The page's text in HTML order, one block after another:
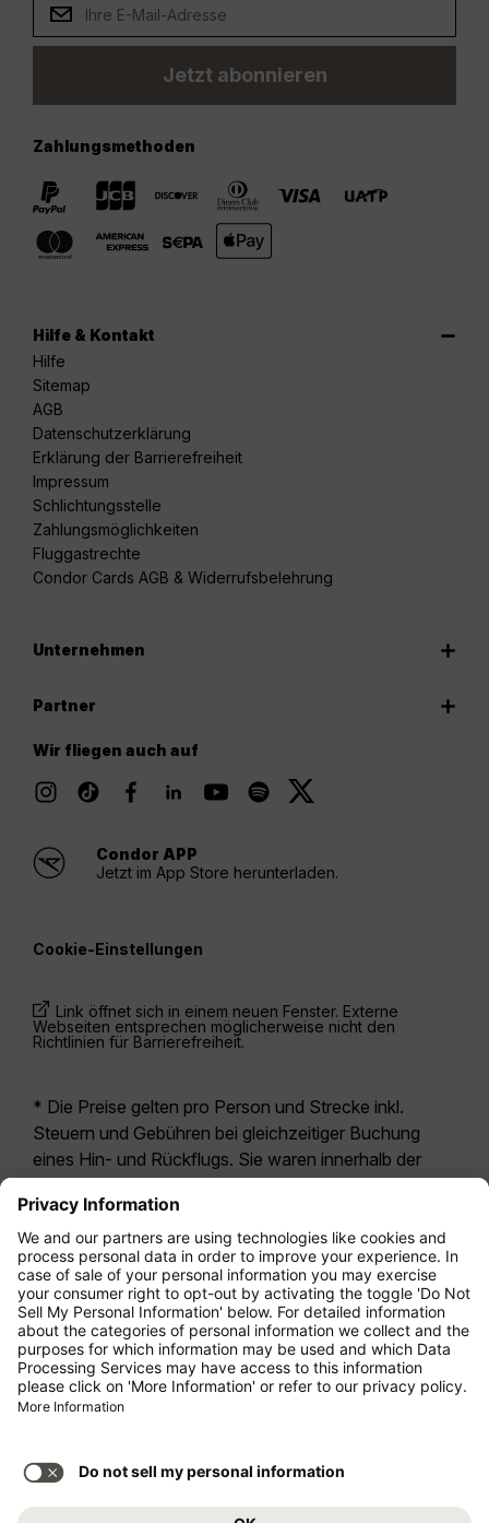
Jetzt abonnieren
Zahlungsmethoden
Hilfe & Kontakt
Hilfe
Sitemap
AGB
Datenschutzerklärung
Erklärung der Barrierefreiheit
Impressum
Schlichtungsstelle
Zahlungsmöglichkeiten
Fluggastrechte
Condor Cards AGB & Widerrufsbelehrung
Unternehmen
Partner
Wir fliegen auch auf
Condor APP
Jetzt im App Store herunterladen.
Cookie-Einstellungen
Link öffnet sich in einem neuen Fenster. Externe
Webseiten entsprechen möglicherweise nicht den
Richtlinien für Barrierefreiheit.
* Die Preise gelten pro Person und Strecke inkl.
Steuern und Gebühren bei gleichzeitiger Buchung
eines Hin- und Rückflugs. Sie waren innerhalb der
möglicherweise nicht mehr aktuell. Bei den für die
Economy Class angegebenen Tarifen handelt es
sich i.d.R. um Economy Zero, unsere restriktivste
Tarifoption. Es können hierfür zusätzliche Gebühren
fürAufgabegepäck oder für andere optionale
Leistungen anfallen. Es gelten dieAllgemeinen
Geschäftsbedingungen .